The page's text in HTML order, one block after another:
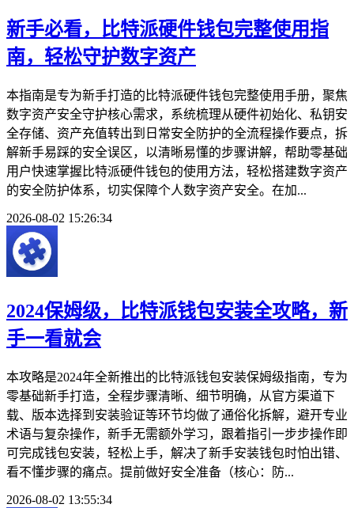
新手必看，比特派硬件钱包完整使用指
南，轻松守护数字资产
本指南是专为新手打造的比特派硬件钱包完整使用手册，聚焦
数字资产安全守护核心需求，系统梳理从硬件初始化、私钥安
全存储、资产充值转出到日常安全防护的全流程操作要点，拆
解新手易踩的安全误区，以清晰易懂的步骤讲解，帮助零基础
用户快速掌握比特派硬件钱包的使用方法，轻松搭建数字资产
的安全防护体系，切实保障个人数字资产安全。在加...
2026-08-02 15:26:34
2024保姆级，比特派钱包安装全攻略，新
手一看就会
本攻略是2024年全新推出的比特派钱包安装保姆级指南，专为
零基础新手打造，全程步骤清晰、细节明确，从官方渠道下
载、版本选择到安装验证等环节均做了通俗化拆解，避开专业
术语与复杂操作，新手无需额外学习，跟着指引一步步操作即
可完成钱包安装，轻松上手，解决了新手安装钱包时怕出错、
看不懂步骤的痛点。提前做好安全准备（核心：防...
2026-08-02 13:55:34